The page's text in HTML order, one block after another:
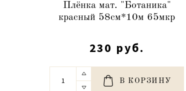
Плёнка мат. "Ботаника"
красный 58см*10м 65мкр
230 руб.
В КОРЗИНУ